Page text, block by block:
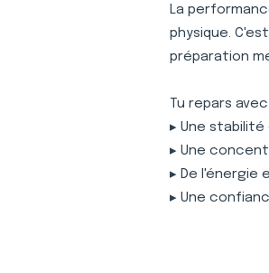
La
physique.
préparation
Tu repars avec
▸ Une
▸ Une
▸ De l'énergie
▸ Une